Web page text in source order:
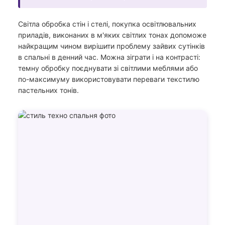
Світла обробка стін і стелі, покупка освітлювальних
приладів, виконаних в м'яких світлих тонах допоможе
найкращим чином вирішити проблему зайвих сутінків
в спальні в денний час. Можна зіграти і на контрасті:
темну обробку поєднувати зі світлими меблями або
по-максимуму використовувати переваги текстилю
пастельних тонів.